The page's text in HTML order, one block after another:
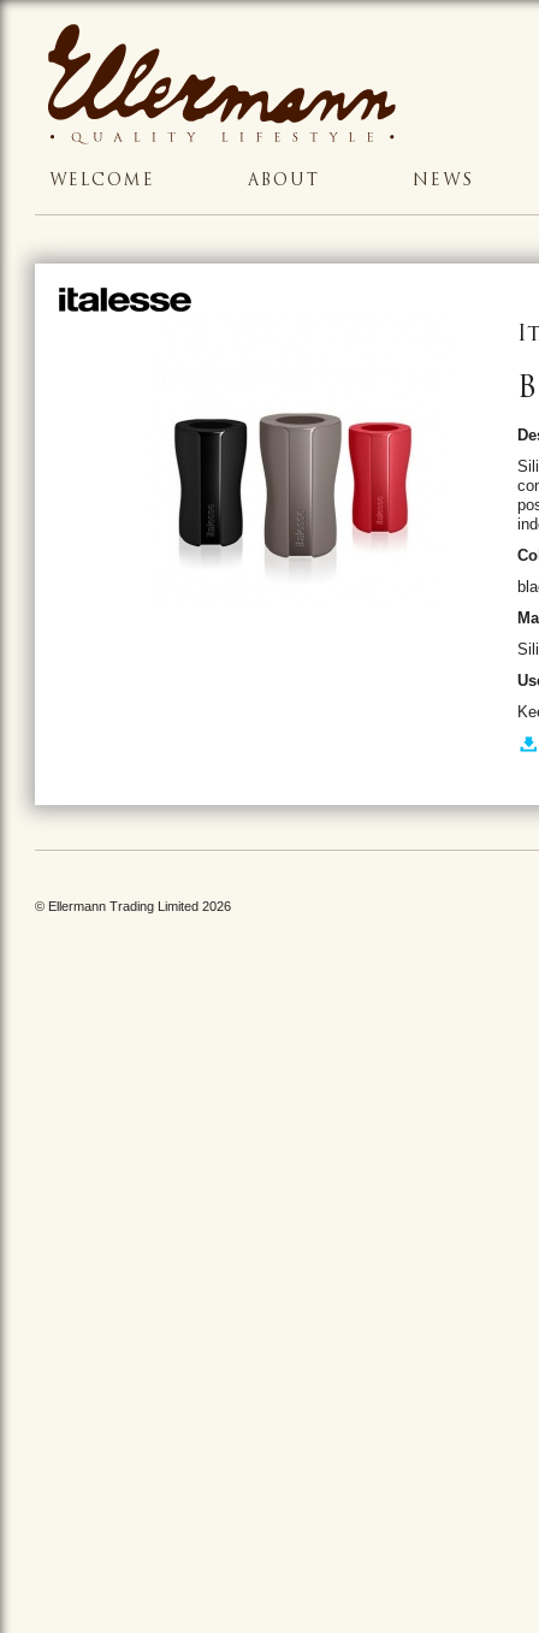
WELCOME ABOUT NEWS
© Ellermann Trading Limited 2026